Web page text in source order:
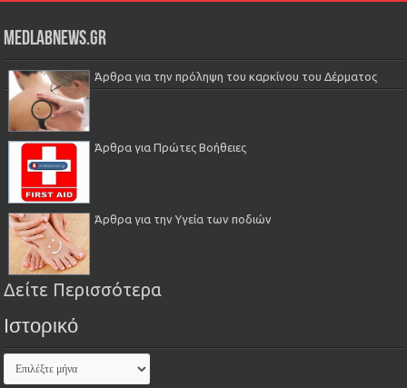
Medlabnews.gr
Άρθρα για την πρόληψη του καρκίνου του Δέρματος
Άρθρα για Πρώτες Βοήθειες
Άρθρα για την Υγεία των ποδιών
Δείτε Περισσότερα
Ιστορικό